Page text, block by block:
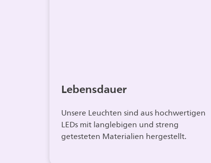
Lebensdauer
Unsere Leuchten sind aus hochwertigen
LEDs mit langlebigen und streng
getesteten Materialien hergestellt.